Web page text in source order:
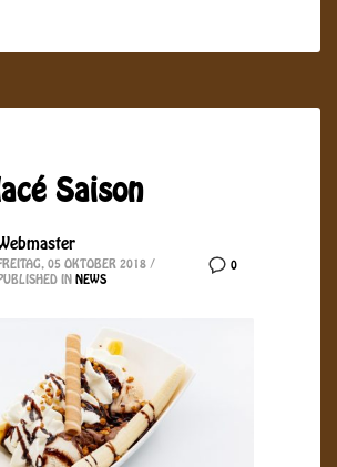
Saison
0
FREITAG, 05 OKTOBER 2018 /
PUBLISHED IN NEWS